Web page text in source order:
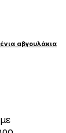
αβγουλάκια